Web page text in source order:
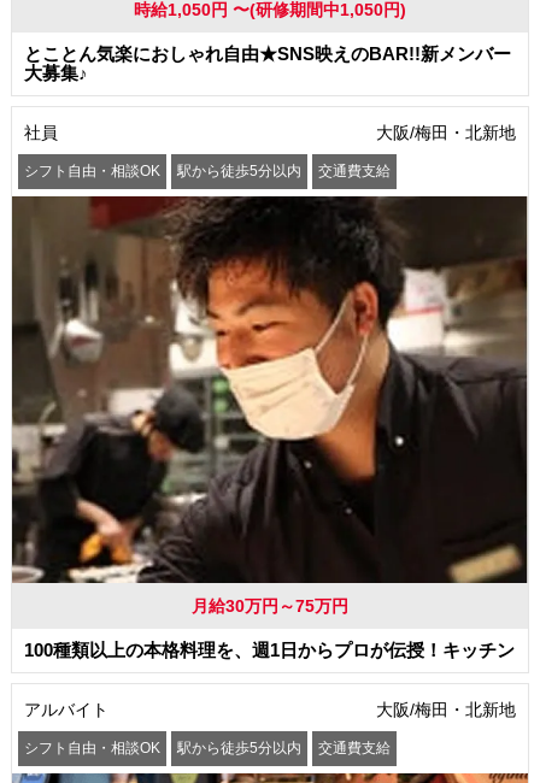
時給1,050円 〜(研修期間中1,050円)
とことん気楽におしゃれ自由★SNS映えのBAR!!新メンバー
大募集♪
社員 大阪/梅田・北新地
シフト自由・相談OK 駅から徒歩5分以内 交通費支給
月給30万円～75万円
100種類以上の本格料理を、週1日からプロが伝授！キッチン
アルバイト 大阪/梅田・北新地
シフト自由・相談OK 駅から徒歩5分以内 交通費支給